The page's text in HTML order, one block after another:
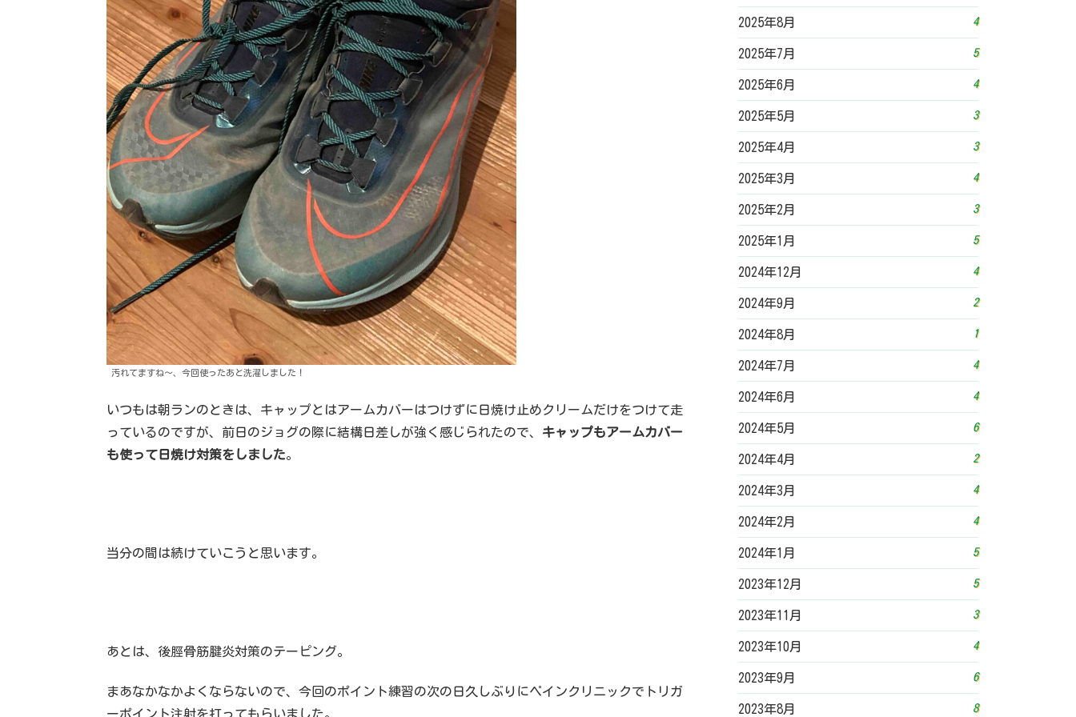
汚れてますね〜、今回使ったあと洗濯しました！
いつもは朝ランのときは、キャップとはアームカバーはつけずに日焼け止めクリームだけをつけて走
っているのですが、前日のジョグの際に結構日差しが強く感じられたので、 キャップもアームカバー
も使って日焼け対策をしました。
当分の間は続けていこうと思います。
あとは、後脛骨筋腱炎対策のテーピング。
まあなかなかよくならないので、今回のポイント練習の次の日久しぶりにペインクリニックでトリガ
ーポイント注射を打ってもらいました。
2025年8月 4
2025年7月 5
2025年6月 4
2025年5月 3
2025年4月 3
2025年3月 4
2025年2月 3
2025年1月 5
2024年12月 4
2024年9月 2
2024年8月 1
2024年7月 4
2024年6月 4
2024年5月 6
2024年4月 2
2024年3月 4
2024年2月 4
2024年1月 5
2023年12月 5
2023年11月 3
2023年10月 4
2023年9月 6
2023年8月 8